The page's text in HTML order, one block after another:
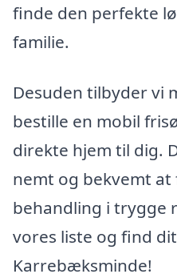
finde den perfekte
familie.
Desuden tilbyder vi
bestille en mobil
direkte hjem til dig.
nemt og bekvemt at
behandling i trygge
vores liste og find
Karrebæksminde!